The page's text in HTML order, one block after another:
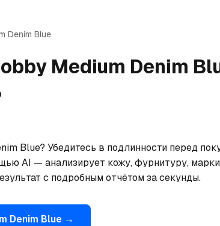
Denim Blue
Medium Denim
Blue? Убедитесь в подлинности перед
AI — анализирует кожу, фурнитуру,
с подробным отчётом за секунды.
Denim Blue →